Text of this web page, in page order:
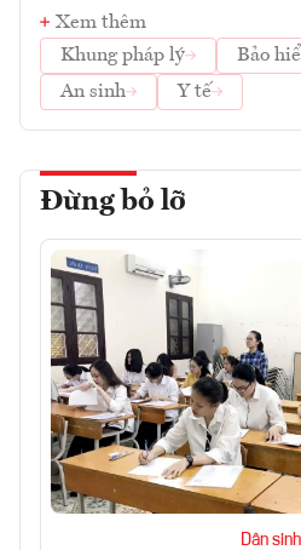
Xem thêm
Khung pháp lý
Bảo
An sinh
Y tế
Đừng bỏ lỡ
Dân sinh